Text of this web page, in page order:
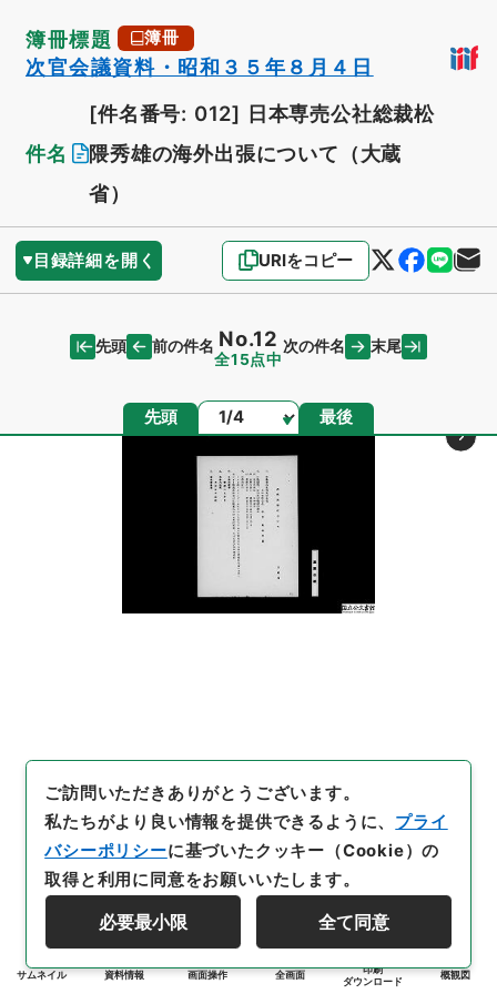
簿冊標題 簿冊
次官会議資料・昭和３５年８月４日
件名
[件名番号: 012] 日本専売公社総裁松
隈秀雄の海外出張について（大蔵
省）
目録詳細を開く URIをコピー
先頭 前の件名 No.12
全15点中
次の件名 末尾
先頭 ページ 最後
サムネイル 資料情報 画面操作 全画面
印刷
ダウンロード
概観図
ご訪問いただきありがとうございます。
私たちがより良い情報を提供できるように、 プライ
バシーポリシーに基づいたクッキー（Cookie）の
取得と利用に同意をお願いいたします。
必要最小限 全て同意